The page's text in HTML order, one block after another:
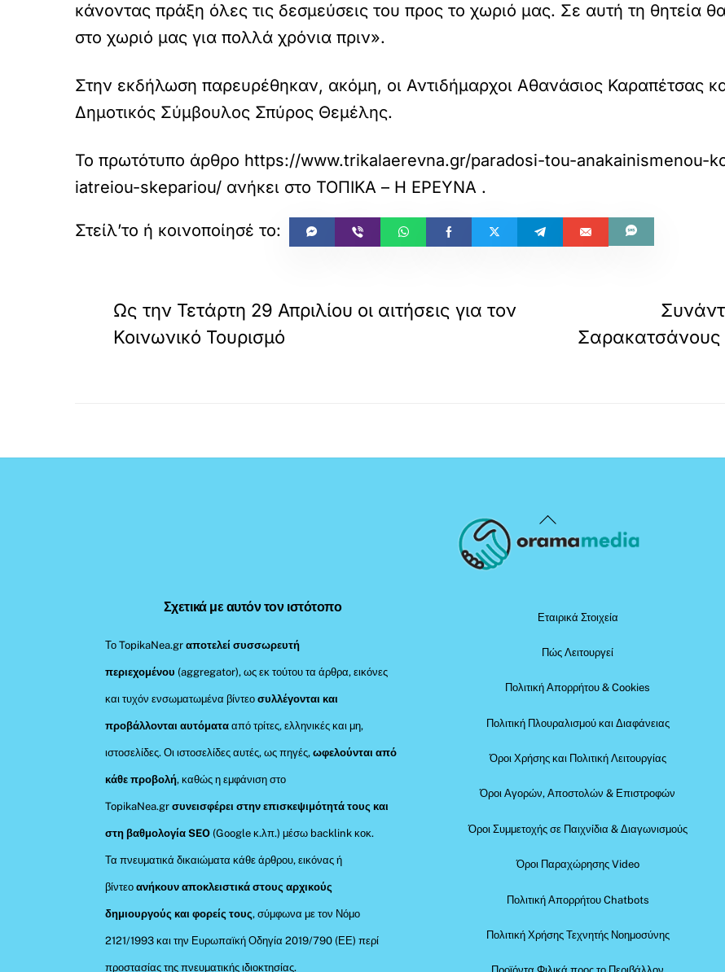
κάνοντας πράξη όλες τις δεσμεύσεις του προς το χωριό μας. Σε αυτή τη θητεία
στο χωριό μας για πολλά χρόνια πριν».
Στην εκδήλωση παρευρέθηκαν, ακόμη, οι Αντιδήμαρχοι Αθανάσιος Καραπέτσας
Δημοτικός Σύμβουλος Σπύρος Θεμέλης.
Το πρωτότυπο άρθρο https://www.trikalaerevna.gr/paradosi-tou-anakainismenou-
iatreiou-skepariou/ ανήκει στο ΤΟΠΙΚΑ – Η ΕΡΕΥΝΑ .
Ως την Τετάρτη 29 Απριλίου οι αιτήσεις για τον
Κοινωνικό Τουρισμό
Σαρακατσάνους
Back
To
Σχετικά με αυτόν τον ιστότοπο
Το TopikaNea.grαποτελεί συσσωρευτή
περιεχομένου (aggregator), ως εκ τούτου τα άρθρα, εικόνες
και τυχόν ενσωματωμένα βίντεοσυλλέγονται και
προβάλλονται αυτόματααπό τρίτες, ελληνικές και μη,
ιστοσελίδες. Οι ιστοσελίδες αυτές, ως πηγές,ωφελούνται από
κάθε προβολή, καθώς η εμφάνιση στο
TopikaNea.gr συνεισφέρει στην επισκεψιμότητά τους και
στη βαθμολογία SEO (Google κ.λπ.) μέσω backlink κοκ.
Τα πνευματικά δικαιώματα κάθε άρθρου, εικόνας ή
βίντεοανήκουν αποκλειστικά στους αρχικούς
δημιουργούς και φορείς τους, σύμφωνα με τον Νόμο
2121/1993 και την Ευρωπαϊκή Οδηγία 2019/790 (ΕΕ) περί
προστασίας της πνευματικής ιδιοκτησίας.
Εταιρικά Στοιχεία
Πώς Λειτουργεί
Πολιτική Απορρήτου & Cookies
Πολιτική Πλουραλισμού και Διαφάνειας
Όροι Χρήσης και Πολιτική Λειτουργίας
Όροι Αγορών, Αποστολών & Επιστροφών
Όροι Συμμετοχής σε Παιχνίδια & Διαγωνισμούς
Όροι Παραχώρησης Video
Πολιτική Απορρήτου Chatbots
Πολιτική Χρήσης Τεχνητής Νοημοσύνης